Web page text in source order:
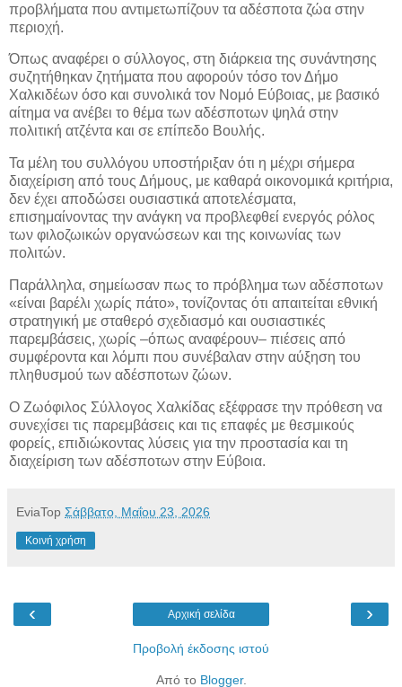
προβλήματα που αντιμετωπίζουν τα αδέσποτα ζώα στην
περιοχή.
Όπως αναφέρει ο σύλλογος, στη διάρκεια της συνάντησης
συζητήθηκαν ζητήματα που αφορούν τόσο τον Δήμο
Χαλκιδέων όσο και συνολικά τον Νομό Εύβοιας, με βασικό
αίτημα να ανέβει το θέμα των αδέσποτων ψηλά στην
πολιτική ατζέντα και σε επίπεδο Βουλής.
Τα μέλη του συλλόγου υποστήριξαν ότι η μέχρι σήμερα
διαχείριση από τους Δήμους, με καθαρά οικονομικά κριτήρια,
δεν έχει αποδώσει ουσιαστικά αποτελέσματα,
επισημαίνοντας την ανάγκη να προβλεφθεί ενεργός ρόλος
των φιλοζωικών οργανώσεων και της κοινωνίας των
πολιτών.
Παράλληλα, σημείωσαν πως το πρόβλημα των αδέσποτων
«είναι βαρέλι χωρίς πάτο», τονίζοντας ότι απαιτείται εθνική
στρατηγική με σταθερό σχεδιασμό και ουσιαστικές
παρεμβάσεις, χωρίς –όπως αναφέρουν– πιέσεις από
συμφέροντα και λόμπι που συνέβαλαν στην αύξηση του
πληθυσμού των αδέσποτων ζώων.
Ο Ζωόφιλος Σύλλογος Χαλκίδας εξέφρασε την πρόθεση να
συνεχίσει τις παρεμβάσεις και τις επαφές με θεσμικούς
φορείς, επιδιώκοντας λύσεις για την προστασία και τη
διαχείριση των αδέσποτων στην Εύβοια.
EviaTop Σάββατο, Μαΐου 23, 2026
Κοινή χρήση
‹ ›
Αρχική σελίδα
Προβολή έκδοσης ιστού
Από το Blogger.